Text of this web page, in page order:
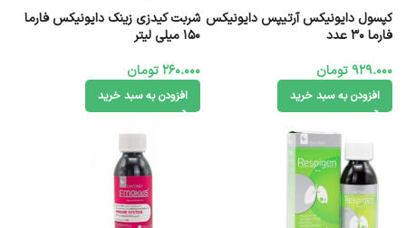
کپسول دایونیکس آرتیپس دایونیکس
فارما 30 عدد
929.000 تومان
افزودن به سبد خرید
شربت کیدزی زینک دایونیکس فارما
150 میلی لیتر
260.000تومان
افزودن به سبد خرید